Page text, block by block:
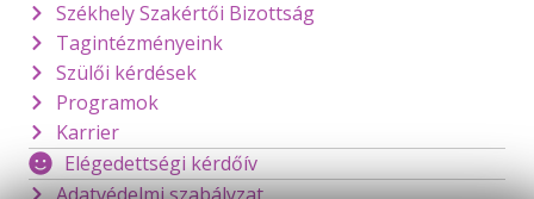
Székhely Szakértői Bizottság
Tagintézményeink
Szülői kérdések
Programok
Karrier
Elégedettségi kérdőív
Adatvédelmi szabályzat